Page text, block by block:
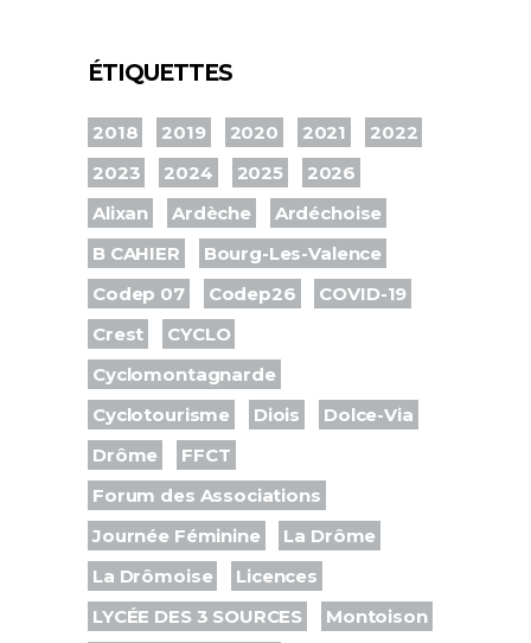
ÉTIQUETTES
2018 2019 2020 2021
2022
2023
2024 2025
2026
Alixan
Ardèche
Ardéchoise
B CAHIER
Bourg-Les-Valence
Codep 07
Codep26
COVID-19
Crest
CYCLO
Cyclomontagnarde
Cyclotourisme
Diois
Dolce-Via
Drôme
FFCT
Forum des Associations
Journée Féminine
La Drôme
La Drômoise
Licences
LYCÉE DES 3 SOURCES
Montoison